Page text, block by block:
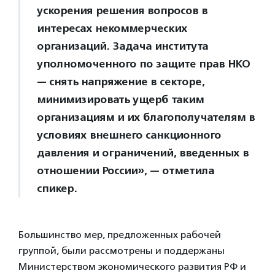
ускорения решения вопросов в
интересах некоммерческих
организаций. Задача института
уполномоченного по защите прав НКО
— снять напряжение в секторе,
минимизировать ущерб таким
организациям и их благополучателям в
условиях внешнего санкционного
давления и ограничений, введенных в
отношении России», — отметила
спикер.
Большинство мер, предложенных рабочей
группой, были рассмотрены и поддержаны
Министерством экономического развития РФ и